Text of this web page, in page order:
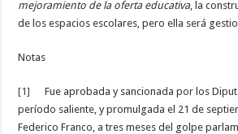
mejoramiento de la oferta educativa, la
de los espacios escolares, pero ella será
Notas
[1] Fue aprobada y sancionada por los
período saliente, y promulgada el 21 de
Federico Franco, a tres meses del golpe